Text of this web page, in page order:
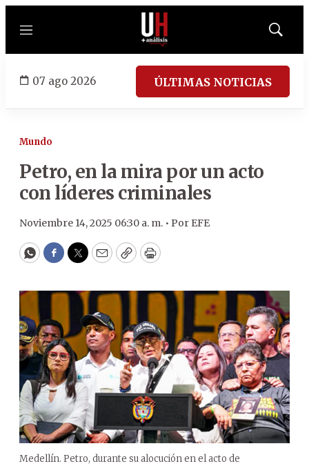
Menú
Mostrar
07 ago 2026 ÚLTIMAS NOTICIAS
Mundo
Petro, en la mira por un acto
con líderes criminales
Noviembre 14, 2025 06:30 a. m. • Por EFE
WhatsApp
Facebook
Twitter
EmailCopyPrint
Medellín. Petro, durante su alocución en el acto de